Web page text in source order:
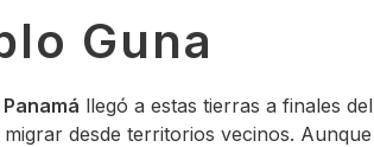
Guna
llegó a estas tierras a finales del
desde territorios vecinos. Aunque